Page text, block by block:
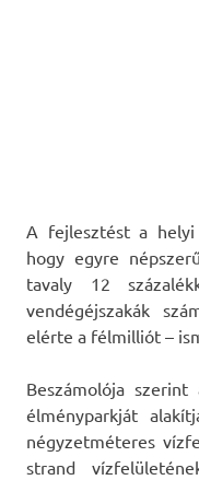
A fejlesztést a
hogy egyre
tavaly 12
vendégéjszakák
elérte a félmilliót –
Beszámolója
élményparkját
négyzetméteres
strand